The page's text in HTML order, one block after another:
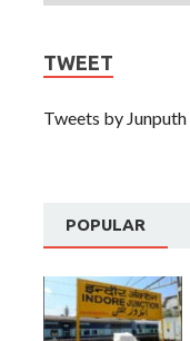
TWEET
Tweets by Junputh
POPULAR